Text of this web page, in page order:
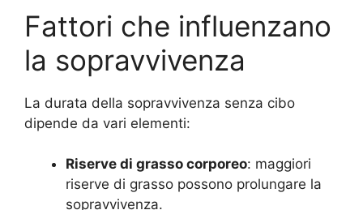
Fattori che influenzano
la sopravvivenza
La durata della sopravvivenza senza cibo
dipende da vari elementi:
Riserve di grasso corporeo: maggiori
riserve di grasso possono prolungare la
sopravvivenza.